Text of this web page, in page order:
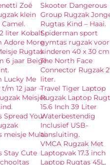
Zoë
klein
liter Kobalt.
Adore More
Rugtas
6 jaar Beige
Lucky Me
m 12 jaar –
Meisjes
Spread Your
meisje Multi
Stay Cute
Skooter Dangerous
Group Rugzak
Rugtas Kind – Haai.
Spiderman sport
gymtas rugzak voor
kinderen 40 x 30
The North Face
Connector Rugzak
liter.
Travel Tiger Laptop
Rugzak Laptop
15.6 Inch 39 Liter
Waterbestendig
Inclusief USB-
aansluiting.
VMCA Rugzak Met
Laptopvak 17.3 inch
Laptop Rugtas 45L.